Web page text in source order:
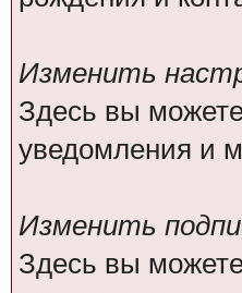
Изменить
Здесь вы
уведомления и
Изменить
Здесь вы